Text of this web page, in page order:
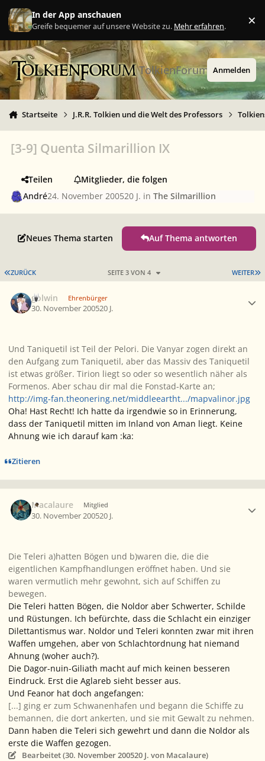
Zu Inhalt springen
In der App anschauen
Greife bequemer auf unsere Website zu. Mehr erfahren. ×
TolkienForum Anmelden
Startseite J.R.R. Tolkien und die Welt des Professors
[3-9] Quenta Silmarillion IX
Teilen
Mitglieder, die folgen
André24. November 200520 J. inThe Silmarillion
Neues Thema starten Auf Thema antworten
ERSTE SEITE
ZURÜCK WEITER
SEITE 3 VON 4
golwin Ehrenbürger
30. November 200520 J.
Und Taniquetil ist Teil der Pelori. Die Vanyar zogen direkt an
den Aufgang zum Taniquetil, aber das Massiv des Taniquetil
ist etwas größer. Tirion liegt so oder so wesentlich näher als
Formenos. Aber schau dir mal die Fonstad-Karte an;
http://img-fan.theonering.net/middleeartht.../mapvalinor.jpg
Oha! Hast Recht! Ich hatte da irgendwie so in Erinnerung,
dass der Taniquetil mitten im Inland von Aman liegt. Keine
Ahnung wie ich darauf kam :ka:
Zitieren
Macalaure Mitglied
30. November 200520 J.
Die Teleri a)hatten Bögen und b)waren die, die die
eigentlichen Kampfhandlungen eröffnet haben. Und sie
waren vermutlich mehr gewohnt, sich auf Schiffen zu
bewegen.
Die Teleri hatten Bögen, die Noldor aber Schwerter, Schilde
und Rüstungen. Ich befürchte, dass die Schlacht ein einziger
Dilettantismus war. Noldor und Teleri konnten zwar mit ihren
Waffen umgehen, aber von Schlachtordnung hat niemand
Ahnung (woher auch?).
Die Dagor-nuin-Giliath macht auf mich keinen besseren
Eindruck. Erst die Aglareb sieht besser aus.
Und Feanor hat doch angefangen:
[...] ging er zum Schwanenhafen und begann die Schiffe zu
bemannen, die dort ankerten, und sie mit Gewalt zu nehmen.
Dann haben die Teleri sich gewehrt und dann die Noldor als
erste die Waffen gezogen.
Bearbeitet (30. November 200520 J. von Macalaure)